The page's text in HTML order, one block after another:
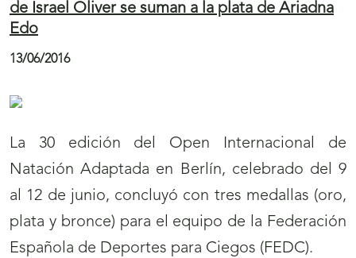
de Israel Oliver se suman a la plata de Ariadna
Edo
13/06/2016
La 30 edición del Open Internacional de
Natación Adaptada en Berlín, celebrado del 9
al 12 de junio, concluyó con tres medallas (oro,
plata y bronce) para el equipo de la Federación
Española de Deportes para Ciegos (FEDC).